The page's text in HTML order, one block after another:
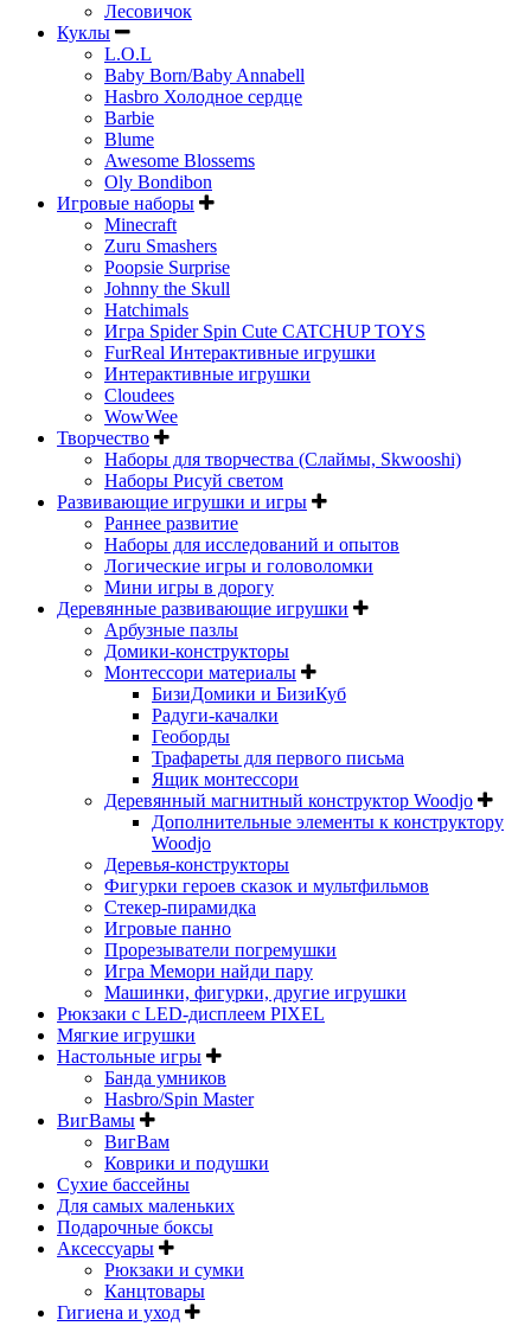
Лесовичок
Куклы
L.O.L
Baby Born/Baby Annabell
Hasbro Холодное сердце
Barbie
Blume
Awesome Blossems
Oly Bondibon
Игровые наборы
Minecraft
Zuru Smashers
Poopsie Surprise
Johnny the Skull
Hatchimals
Игра Spider Spin Cute CATCHUP TOYS
FurReal Интерактивные игрушки
Интерактивные игрушки
Cloudees
WowWee
Творчество
Наборы для творчества (Слаймы, Skwooshi)
Наборы Рисуй светом
Развивающие игрушки и игры
Раннее развитие
Наборы для исследований и опытов
Логические игры и головоломки
Мини игры в дорогу
Деревянные развивающие игрушки
Арбузные пазлы
Домики-конструкторы
Монтессори материалы
БизиДомики и БизиКуб
Радуги-качалки
Геоборды
Трафареты для первого письма
Ящик монтессори
Деревянный магнитный конструктор Woodjo
Дополнительные элементы к конструктору
Woodjo
Деревья-конструкторы
Фигурки героев сказок и мультфильмов
Стекер-пирамидка
Игровые панно
Прорезыватели погремушки
Игра Мемори найди пару
Машинки, фигурки, другие игрушки
Рюкзаки с LED-дисплеем PIXEL
Мягкие игрушки
Настольные игры
Банда умников
Hasbro/Spin Master
ВигВамы
ВигВам
Коврики и подушки
Сухие бассейны
Для самых маленьких
Подарочные боксы
Аксессуары
Рюкзаки и сумки
Канцтовары
Гигиена и уход